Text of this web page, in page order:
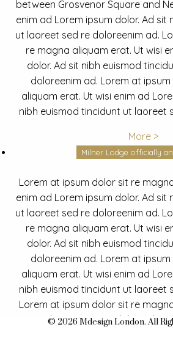
between Grosvenor Square and
enim ad Lorem ipsum dolor. Ad sit
ut laoreet sed re doloreenim ad.
re magna aliquam erat. Ut wisi
dolor. Ad sit nibh euismod
doloreenim ad. Lorem at
aliquam erat. Ut wisi enim ad
nibh euismod tincidunt ut laoreet
More >
Milner Lodge officially
Lorem at ipsum dolor sit re
enim ad Lorem ipsum dolor. Ad sit
ut laoreet sed re doloreenim ad.
re magna aliquam erat. Ut wisi
dolor. Ad sit nibh euismod
doloreenim ad. Lorem at
aliquam erat. Ut wisi enim ad
nibh euismod tincidunt ut laoreet
Lorem at ipsum dolor sit re
enim ad Lorem ipsum dolor. Ad sit
© 2026 Mdesign London. All